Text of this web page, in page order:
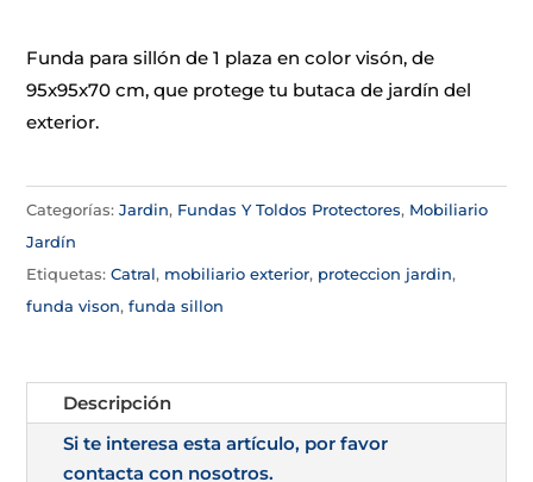
Funda para sillón de 1 plaza en color visón, de
95x95x70 cm, que protege tu butaca de jardín del
exterior.
Categorías:Jardin, Fundas Y Toldos Protectores, Mobiliario
Jardín
Etiquetas:Catral, mobiliario exterior, proteccion jardin,
funda vison,funda sillon
Descripción
Si te interesa esta artículo, por favor
contacta con nosotros.